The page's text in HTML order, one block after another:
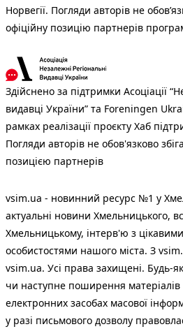
Норвегії. Погляди авторів не
офіційну позицію партнерів
Здійснено за підтримки Асоціації
видавці України” та Foreningen
рамках реалізації проєкту Хаб
Погляди авторів не обов'язково
позицією партнерів
vsim.ua - новинний ресурс №1 у
актуальні новини Хмельницького,
Хмельницькому, інтерв'ю з
особистостями нашого міста. З
vsim.ua. Усі права захищені. Будь-
чи наступне поширення матеріалів
електронних засобах масової
у разі письмового дозволу